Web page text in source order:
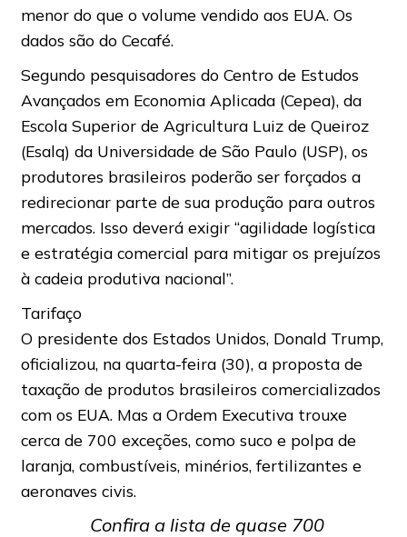
menor do que o volume vendido aos EUA. Os
dados são do Cecafé.
Segundo pesquisadores do Centro de Estudos
Avançados em Economia Aplicada (Cepea), da
Escola Superior de Agricultura Luiz de Queiroz
(Esalq) da Universidade de São Paulo (USP), os
produtores brasileiros poderão ser forçados a
redirecionar parte de sua produção para outros
mercados. Isso deverá exigir “agilidade logística
e estratégia comercial para mitigar os prejuízos
à cadeia produtiva nacional”.
Tarifaço
O presidente dos Estados Unidos, Donald Trump,
oficializou, na quarta-feira (30), a proposta de
taxação de produtos brasileiros comercializados
com os EUA. Mas a Ordem Executiva trouxe
cerca de 700 exceções, como suco e polpa de
laranja, combustíveis, minérios, fertilizantes e
aeronaves civis.
Confira a lista de quase 700